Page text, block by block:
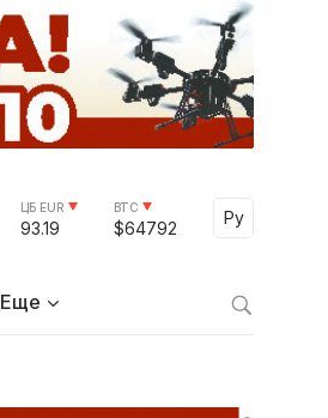
ЦБ EUR
93.19
BTC
$64792
Ру
Select
Еще